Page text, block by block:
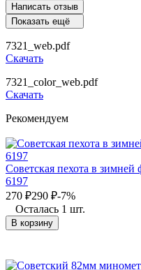
Написать отзыв
Показать ещё
7321_web.pdf
Скачать
7321_color_web.pdf
Скачать
Рекомендуем
Советская пехота в зимней
6197
270 ₽290 ₽-7%
Осталась 1 шт.
В корзину